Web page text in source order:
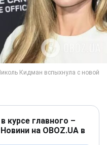
курсе главного –
на OBOZ.UA в